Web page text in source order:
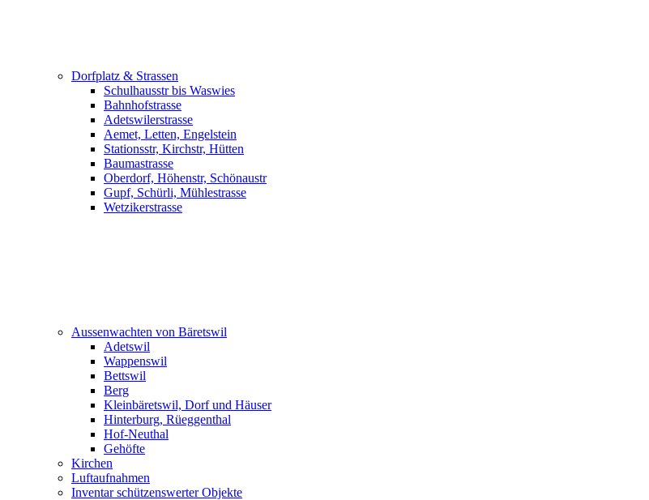
Dorfplatz & Strassen
Schulhausstr bis Waswies
Bahnhofstrasse
Adetswilerstrasse
Aemet, Letten, Engelstein
Stationsstr, Kirchstr, Hütten
Baumastrasse
Oberdorf, Höhenstr, Schönaustr
Gupf, Schürli, Mühlestrasse
Wetzikerstrasse
Aussenwachten von Bäretswil
Adetswil
Wappenswil
Bettswil
Berg
Kleinbäretswil, Dorf und Häuser
Hinterburg, Rüeggenthal
Hof-Neuthal
Gehöfte
Kirchen
Luftaufnahmen
Inventar schützenswerter Objekte